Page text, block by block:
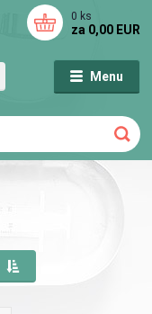
Menu
0 ks
za 0,00 EUR